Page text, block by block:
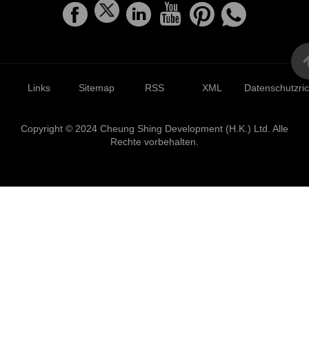
Links Sitemap RSS XML
Copyright © 2024 Cheung Shing Development (H.K.) Ltd. Alle
Rechte vorbehalten.